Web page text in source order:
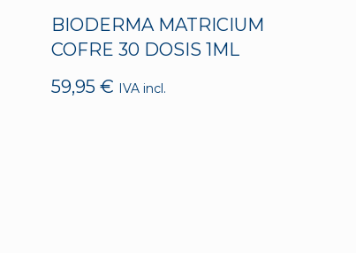
BIODERMA MATRICIUM
COFRE 30 DOSIS 1ML
59,95€ IVA incl.